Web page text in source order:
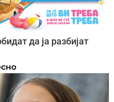
да ја разбијат